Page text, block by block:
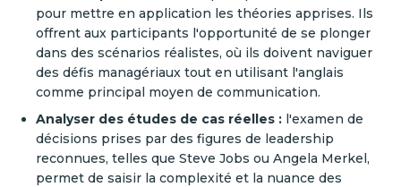
pour mettre en application les théories apprises. Ils
offrent aux participants l'opportunité de se plonger
dans des scénarios réalistes, où ils doivent naviguer
des défis managériaux tout en utilisant l'anglais
comme principal moyen de communication.
Analyser des études de cas réelles : l'examen de
décisions prises par des figures de leadership
reconnues, telles que Steve Jobs ou Angela Merkel,
permet de saisir la complexité et la nuance des